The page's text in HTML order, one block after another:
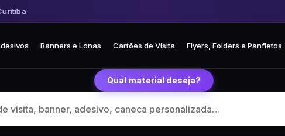
🚚 Frete fixo R$ 35 para todo o Brasil
Banners e Lonas Cartões de Visita Flyers, Folders e Panfletos
Qual material deseja?